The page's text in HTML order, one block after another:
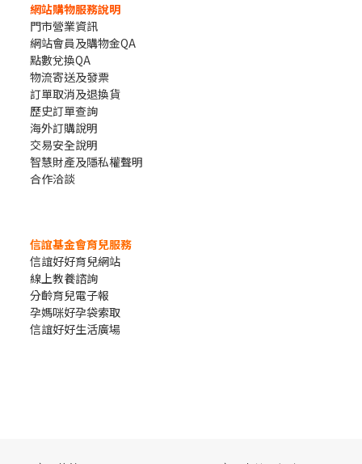
網站購物服務說明
門市營業資訊
網站會員及購物金QA
點數兌換QA
物流寄送及發票
訂單取消及退換貨
歷史訂單查詢
海外訂購說明
交易安全說明
智慧財產及隱私權聲明
合作洽談
信誼基金會育兒服務
信誼好好育兒網站
線上教養諮詢
分齡育兒電子報
孕媽咪好孕袋索取
信誼好好生活廣場